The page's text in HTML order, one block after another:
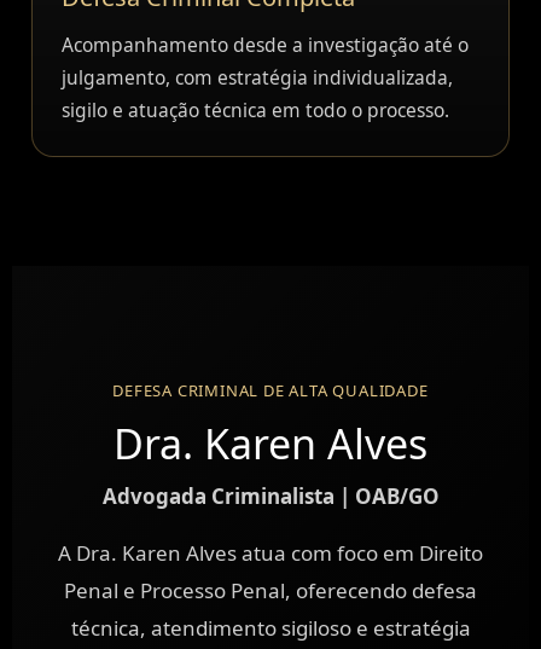
Acompanhamento desde a investigação até o
julgamento, com estratégia individualizada,
sigilo e atuação técnica em todo o processo.
DEFESA CRIMINAL DE ALTA QUALIDADE
Dra. Karen Alves
Advogada Criminalista | OAB/GO
A Dra. Karen Alves atua com foco em Direito
Penal e Processo Penal, oferecendo defesa
técnica, atendimento sigiloso e estratégia